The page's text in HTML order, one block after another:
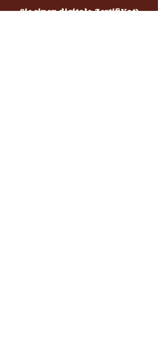
Sie einen digitale ZertifiKat)